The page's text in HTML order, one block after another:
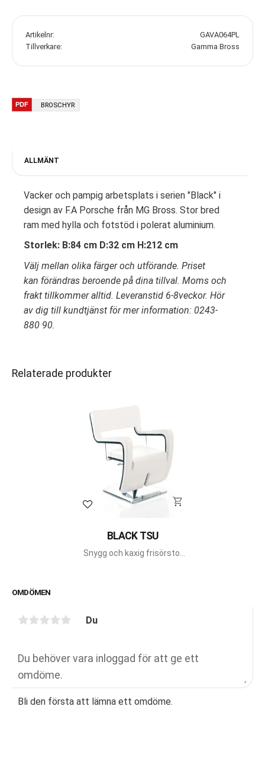
Artikelnr
GAVA064PL
Tillverkare
Gamma Bross
BROSCHYR
ALLMÄNT
Vacker och pampig arbetsplats i serien "Black" i
design av F.A Porsche från MG Bross. Stor bred
ram med hylla och fotstöd i polerat aluminium.
Storlek: B:84 cm D:32 cm H:212 cm
Välj mellan olika färger och utförande. Priset
kan förändras beroende på dina tillval. Moms och
frakt tillkommer alltid. Leveranstid 6-8veckor. Hör
av dig till kundtjänst för mer information: 0243-
880 90.
OMDÖMEN
Du
Bli den första att lämna ett omdöme.
Relaterade produkter
Lägg till i favoriter
BLACK TSU
Snygg och kaxig frisörstol